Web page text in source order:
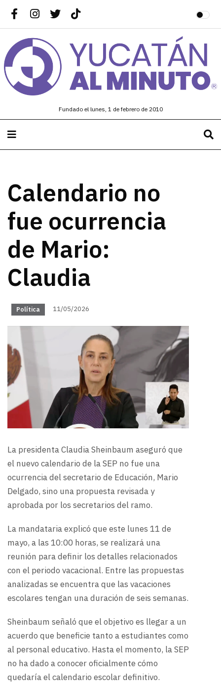
Fundado el lunes, 1 de febrero de 2010
Calendario no
fue ocurrencia
de Mario:
Claudia
Política 11/05/2026
La presidenta Claudia Sheinbaum aseguró que
el nuevo calendario de la SEP no fue una
ocurrencia del secretario de Educación, Mario
Delgado, sino una propuesta revisada y
aprobada por los secretarios del ramo.
La mandataria explicó que este lunes 11 de
mayo, a las 10:00 horas, se realizará una
reunión para definir los detalles relacionados
con el periodo vacacional. Entre las propuestas
analizadas se encuentra que las vacaciones
escolares tengan una duración de seis semanas.
Sheinbaum señaló que el objetivo es llegar a un
acuerdo que beneficie tanto a estudiantes como
al personal educativo. Hasta el momento, la SEP
no ha dado a conocer oficialmente cómo
quedaría el calendario escolar definitivo.